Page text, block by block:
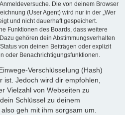
Die von deinem Browser
(User Agent) wird nur in der „Wer
und nicht dauerhaft gespeichert.
Funktionen des Boards, dass weitere
gehören dein Abstimmungsverhalten
von deinen Beiträgen oder explizit
oder Benachrichtigungsfunktionen.
Verschlüsselung (Hash)
Jedoch wird dir empfohlen,
Vielzahl von Webseiten zu
Schlüssel zu deinem
geh mit ihm sorgsam um.